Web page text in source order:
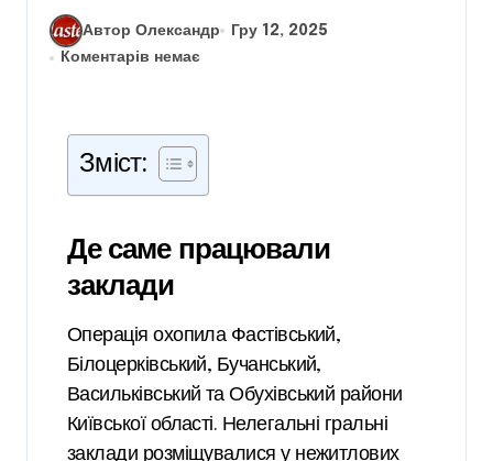
Автор Олександр
Гру 12, 2025
Коментарів немає
Зміст:
Де саме працювали
заклади
Операція охопила Фастівський,
Білоцерківський, Бучанський,
Васильківський та Обухівський райони
Київської області. Нелегальні гральні
заклади розміщувалися у нежитлових